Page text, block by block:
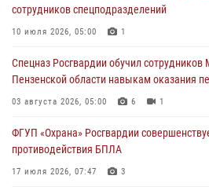
Росгвардия обеспечила безопасность
День ВДВ в Пензе
сотрудников спецподразделений
10 июля 2026, 05:00 1
Спецназ Росгвардии обучил сотрудников
Пензенской области навыкам оказания
03 августа 2026, 05:00 6 1
ФГУП «Охрана» Росгвардии
противодействия БПЛА
17 июля 2026, 07:47 3